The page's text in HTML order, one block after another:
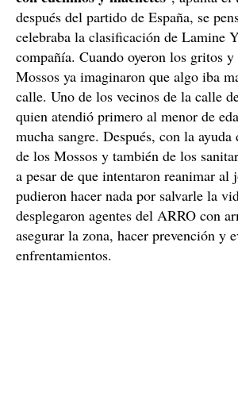
después del partido de España, se
celebraba la clasificación de Lamine
compañía. Cuando oyeron los gritos
Mossos ya imaginaron que algo iba
calle. Uno de los vecinos de la calle
quien atendió primero al menor de
mucha sangre. Después, con la ayuda
de los Mossos y también de los
a pesar de que intentaron reanimar al
pudieron hacer nada por salvarle la
desplegaron agentes del ARRO con
asegurar la zona, hacer prevención y
enfrentamientos.